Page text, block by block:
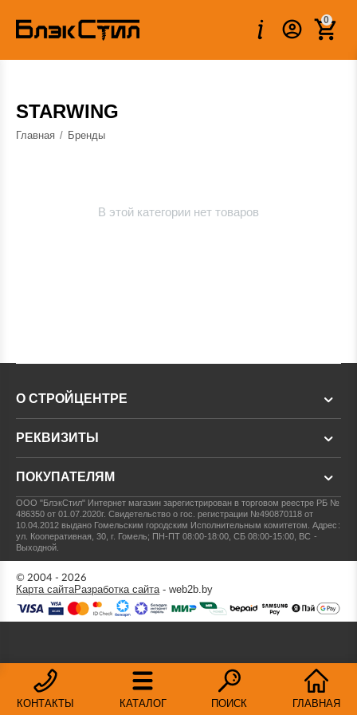
0
STARWING
Главная / Бренды
В этой категории нет товаров
КОНТАКТЫ КАТАЛОГ ПОИСК ГЛАВНАЯ
О СТРОЙЦЕНТРЕ
РЕКВИЗИТЫ
ПОКУПАТЕЛЯМ
ООО "БлэкСтил" Интернет магазин зарегистрирован в торговом реестре РБ №
486350 от 01.07.2020г.Свидетельство о гос. регистрации №490870118 от
10.04.2012 выдано Гомельским городским Исполнительным комитетом.Адрес:
ул. Кооперативная, 30, г. Гомель; ПН-ПТ 08:00-18:00, СБ 08:00-15:00, ВС -
Выходной.
© 2004 - 2026
Карта сайтаРазработка сайта- web2b.by